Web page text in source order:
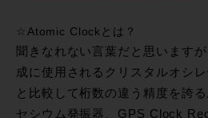
☆Atomic Clockとは？
聞きなれない言葉だと思います
成に使用されるクリスタルオシ
と比較して桁数の違う精度を誇
セシウム発振器、GPS Clock